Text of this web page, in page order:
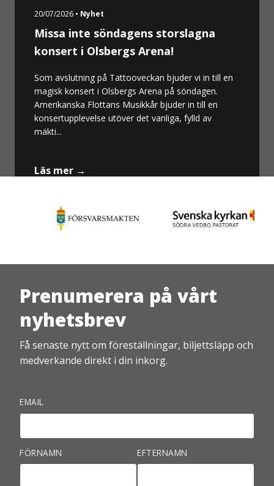
20/07/2026 • Nyhet
Missa inte söndagens storslagna
konsert i Olsbergs Arena!
Som avslutning på Tattooveckan bjuder vi in till en
magisk konsert i Olsbergs Arena på söndagen.
Amerikanska Flottans Musikkår bjuder in till en
konsertupplevelse utöver det vanliga, fylld av
mäkti...
Läs mer →
Prenumerera på vårt
nyhetsbrev
Få senaste nytt om föreställningar, biljettsläpp och
medverkande direkt i din inkorg.
EMAIL
FÖRNAMN EFTERNAMN